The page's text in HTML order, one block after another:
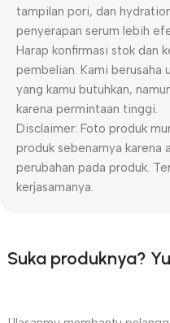
tampilan pori, dan
penyerapan serum lebih
Harap konfirmasi stok dan
pembelian. Kami berusaha
yang kamu butuhkan,
karena permintaan tinggi.
Disclaimer: Foto produk
produk sebenarnya karena
perubahan pada produk.
kerjasamanya.
Suka produknya?